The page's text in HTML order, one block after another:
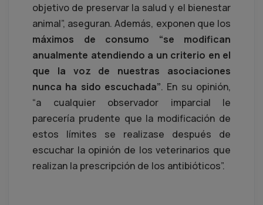
objetivo de preservar la salud y el bienestar
animal”, aseguran. Además, exponen que los
máximos de consumo “se modifican
anualmente atendiendo a un criterio en el
que la voz de nuestras asociaciones
nunca ha sido escuchada”. En su opinión,
“a cualquier observador imparcial le
parecería prudente que la modificación de
estos límites se realizase después de
escuchar la opinión de los veterinarios que
realizan la prescripción de los antibióticos”.